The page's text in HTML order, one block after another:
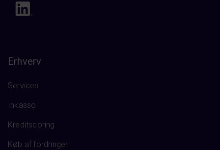
Erhverv
Services
Inkasso
Kreditscoring
Køb af fordringer